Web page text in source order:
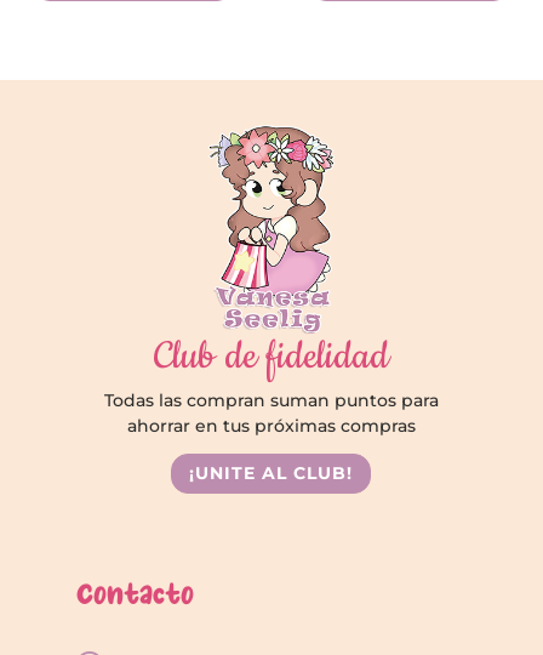
Club de fidelidad
Todas las compran suman puntos para
ahorrar en tus próximas compras
¡UNITE AL CLUB!
Contacto